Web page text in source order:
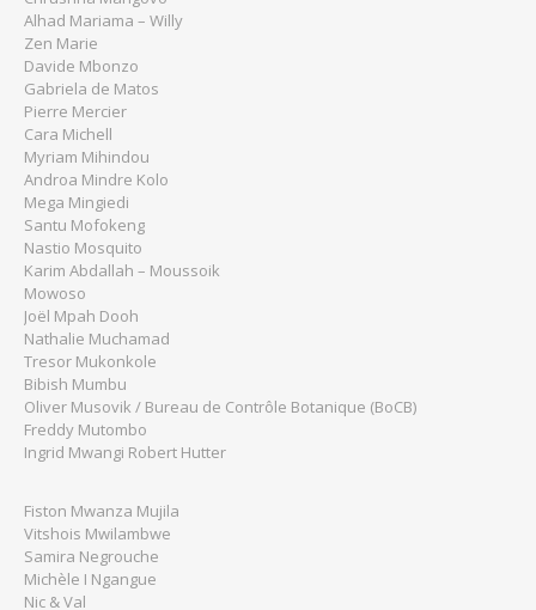
Alhad Mariama – Willy
Zen Marie
Davide Mbonzo
Gabriela de Matos
Pierre Mercier
Cara Michell
Myriam Mihindou
Androa Mindre Kolo
Mega Mingiedi
Santu Mofokeng
Nastio Mosquito
Karim Abdallah – Moussoik
Mowoso
Joël Mpah Dooh
Nathalie Muchamad
Tresor Mukonkole
Bibish Mumbu
Oliver Musovik / Bureau de Contrôle Botanique (BoCB)
Freddy Mutombo
Ingrid Mwangi Robert Hutter
Fiston Mwanza Mujila
Vitshois Mwilambwe
Samira Negrouche
Michèle I Ngangue
Nic & Val